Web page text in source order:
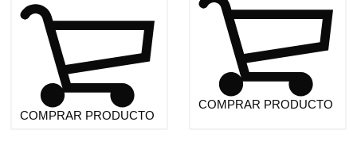
COMPRAR PRODUCTO
COMPRAR PRODUCTO